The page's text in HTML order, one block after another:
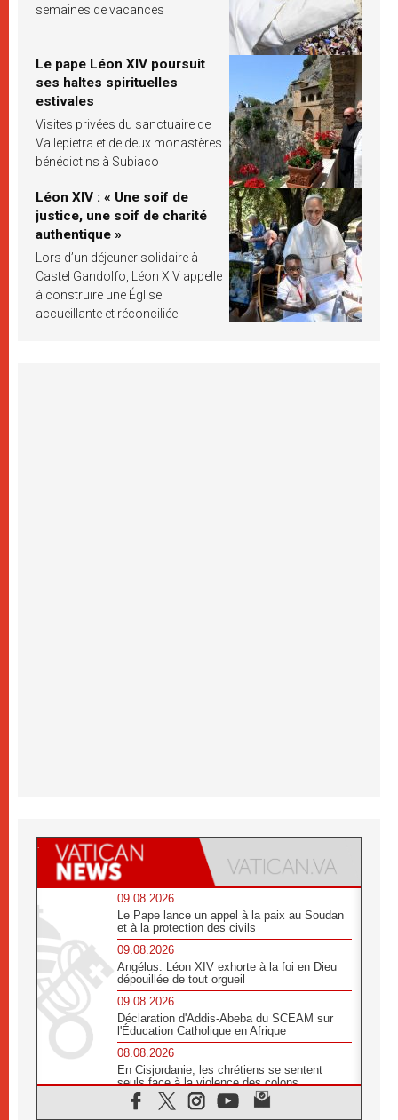
semaines de vacances
Le pape Léon XIV poursuit
ses haltes spirituelles
estivales
Visites privées du sanctuaire de
Vallepietra et de deux monastères
bénédictins à Subiaco
Léon XIV : « Une soif de
justice, une soif de charité
authentique »
Lors d’un déjeuner solidaire à
Castel Gandolfo, Léon XIV appelle
à construire une Église
accueillante et réconciliée
09.08.2026
Le Pape lance un appel à la paix au Soudan
et à la protection des civils
09.08.2026
Angélus: Léon XIV exhorte à la foi en Dieu
dépouillée de tout orgueil
09.08.2026
Déclaration d'Addis-Abeba du SCEAM sur
l'Éducation Catholique en Afrique
08.08.2026
En Cisjordanie, les chrétiens se sentent
seuls face à la violence des colons
08.08.2026